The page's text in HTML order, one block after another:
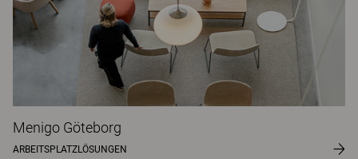
Menigo Göteborg
ARBEITSPLATZLÖSUNGEN